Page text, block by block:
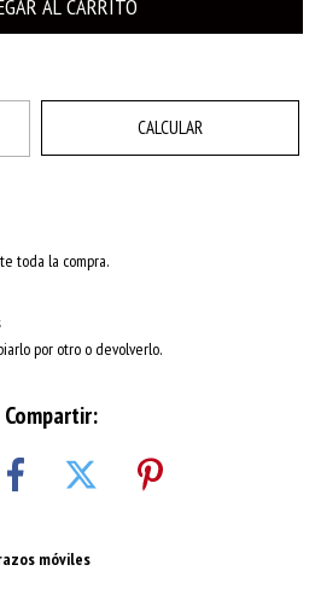
CALCULAR
toda la compra.
por otro o devolverlo.
Compartir:
móviles